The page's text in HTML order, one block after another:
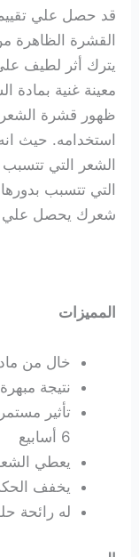
قد حصل علي
القشرة الظاهرة
يترك أثر لطيف
معينة غنية بمادة
ظهور قشرة
استخدامه. حيث
الشعر التي تتسبب
التي تتسبب
شعرك يحصل علي
المميزات
خال من
نتيجة
تأثير
6 أسابيع
يعطي
يخفف
له رائحة